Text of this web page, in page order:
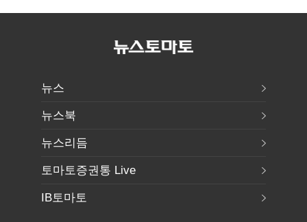
개선해야”
상승 여파
투자
뉴스
뉴스북
뉴스리듬
토마토증권통 Live
IB토마토